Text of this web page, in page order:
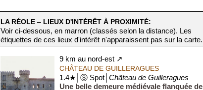
LA RÉOLE ‒ LIEUX D'INTÉRÊT À PROXIMITÉ:
Voir ci-dessous, en marron (classés selon la distance). Les
étiquettes de ces lieux d'intérêt n'apparaissent pas sur la carte.
9 km au nord-est ↗
CHÂTEAU DE GUILLERAGUES
1.4★│Ⓢ Spot│ Château de Guilleragues
Une belle demeure médiévale flanquée de